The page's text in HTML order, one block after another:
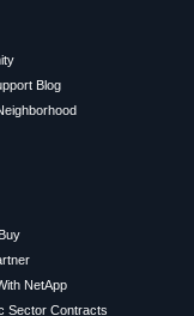
Blog
NetApp
Sector Contracts